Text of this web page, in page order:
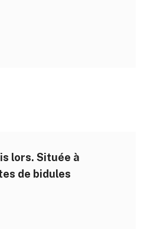
lors. Située à
de bidules